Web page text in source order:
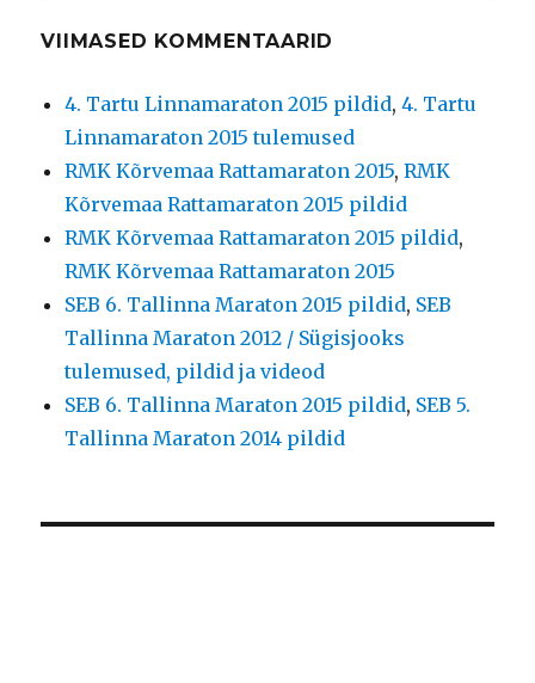
VIIMASED KOMMENTAARID
4. Tartu Linnamaraton 2015 pildid,4. Tartu
Linnamaraton 2015 tulemused
RMK Kõrvemaa Rattamaraton 2015,RMK
Kõrvemaa Rattamaraton 2015 pildid
RMK Kõrvemaa Rattamaraton 2015 pildid,
RMK Kõrvemaa Rattamaraton 2015
SEB 6. Tallinna Maraton 2015 pildid, SEB
Tallinna Maraton 2012 / Sügisjooks
tulemused, pildid ja videod
SEB 6. Tallinna Maraton 2015 pildid, SEB 5.
Tallinna Maraton 2014 pildid